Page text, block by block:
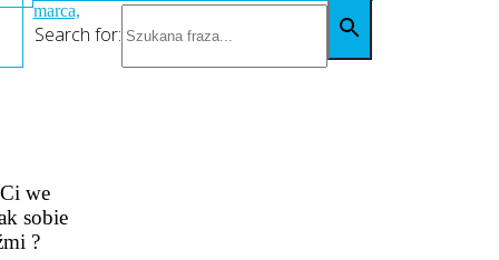
Search for:
marca,
we
sobie
?